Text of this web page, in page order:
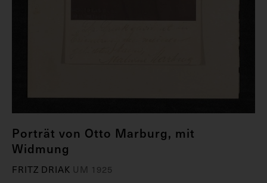
Porträt von Otto Marburg, mit
Widmung
FRITZ DRIAK UM 1925